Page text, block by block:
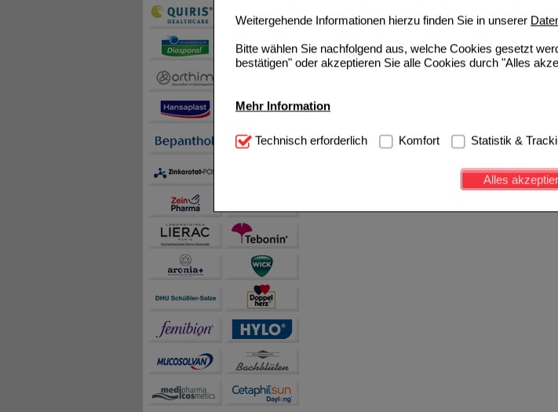
Weitergehende Informationen hierzu finden Sie in unserer
Bitte wählen Sie nachfolgend aus, welche Cookies gesetzt
bestätigen" oder akzeptieren Sie alle Cookies durch "Alles
Mehr Information
Technisch Notwendig: Hierbei handelt es sich um Cookies,
notwendig sind (z.B. Navigation, Warenkorb, Kundenkonto),
Diese Cookies werden genutzt um das
beispielsweise für die Wiedererkennung des Besuchers oder
Statistik & Tracking:
sammeln, mit deren Hilfe wir unsere Website weiter für Sie
auch die Werbung auf Drittseiten möglichst relevant für Sie zu
teilweise an Dritte wie z.B. Google oder soziale Medien
Technisch erforderlich Komfort Statistik &
Alles